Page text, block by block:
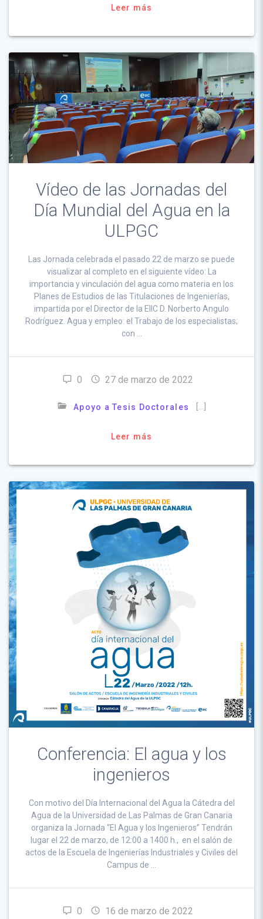
Leer más
Vídeo de las Jornadas del
Día Mundial del Agua en la
ULPGC
Las Jornada celebrada el pasado 22 de marzo se puede
visualizar al completo en el siguiente vídeo: La
importancia y vinculación del agua como materia en los
Planes de Estudios de las Titulaciones de Ingenierías,
impartida por el Director de la EIIC D. Norberto Angulo
Rodríguez. Agua y empleo: el Trabajo de los especialistas;
con …
0 27 de marzo de 2022
Apoyo a Tesis Doctorales
Leer más
Conferencia: El agua y los
ingenieros
Con motivo del Día Internacional del Agua la Cátedra del
Agua de la Universidad de Las Palmas de Gran Canaria
organiza la Jornada “El Agua y los Ingenieros” Tendrán
lugar el 22 de marzo, de 12:00 a 1400 h., en el salón de
actos de la Escuela de Ingenierías Industriales y Civiles del
Campus de …
0 16 de marzo de 2022